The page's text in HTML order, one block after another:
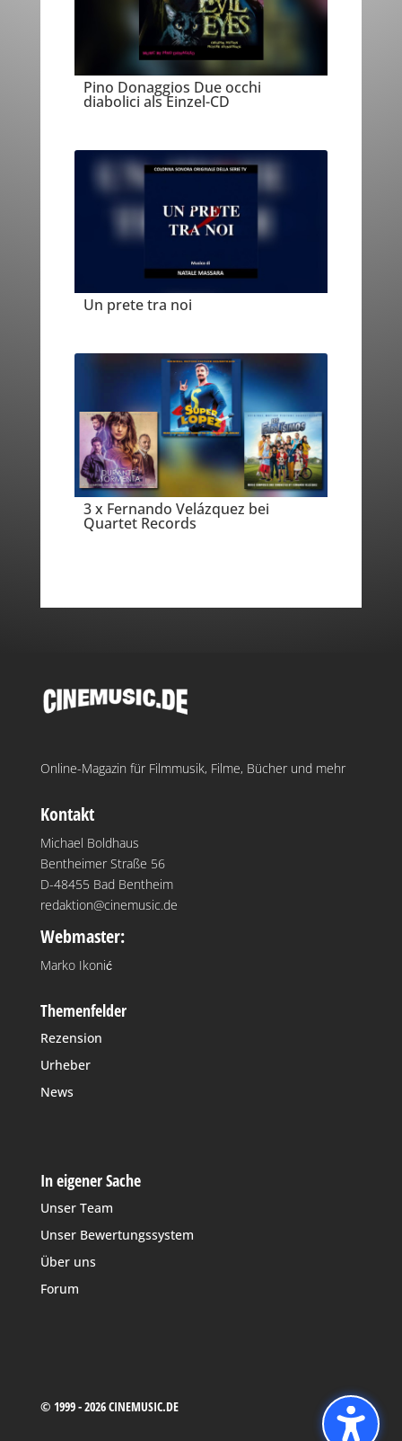
Pino Donaggios Due occhi
diabolici als Einzel-CD
Un prete tra noi
3 x Fernando Velázquez bei
Quartet Records
Online-Magazin für Filmmusik, Filme, Bücher und mehr
Kontakt
Michael Boldhaus
Bentheimer Straße 56
D-48455 Bad Bentheim
redaktion@cinemusic.de
Webmaster:
Marko Ikonić
Themenfelder
Rezension
Urheber
News
In eigener Sache
Unser Team
Unser Bewertungssystem
Über uns
Forum
© 1999 - 2026 CINEMUSIC.DE